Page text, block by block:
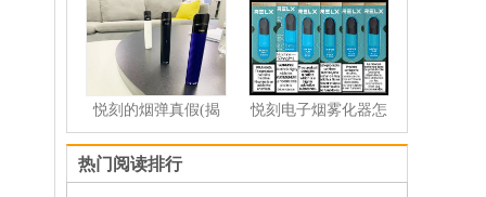
悦刻招
X的产
悦刻的烟弹真假(揭
示rel
悦刻电子烟雾化器怎
么用
热门阅读排行